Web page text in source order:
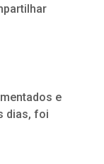
e
dias, foi